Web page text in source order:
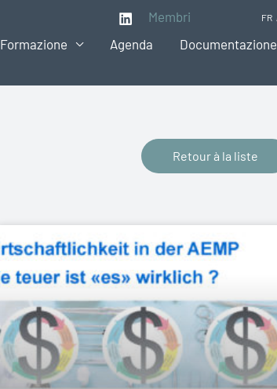
Membri FR
Formazione Agenda Documentazione
Retour à la liste